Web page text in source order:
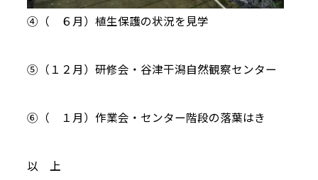
④（ ６月）植生保護の状況を見学
⑤（１２月）研修会・谷津干潟自然観察センター
⑥（ １月）作業会・センター階段の落葉はき
以 上